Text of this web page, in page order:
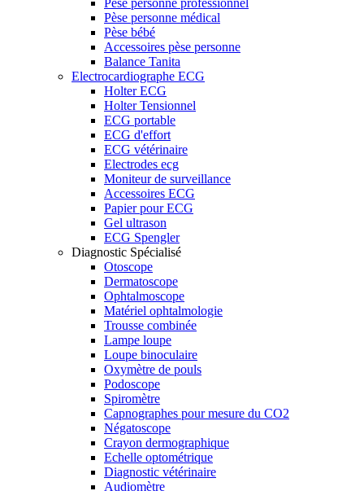
Pèse personne professionnel
Pèse personne médical
Pèse bébé
Accessoires pèse personne
Balance Tanita
Electrocardiographe ECG
Holter ECG
Holter Tensionnel
ECG portable
ECG d'effort
ECG vétérinaire
Electrodes ecg
Moniteur de surveillance
Accessoires ECG
Papier pour ECG
Gel ultrason
ECG Spengler
Diagnostic Spécialisé
Otoscope
Dermatoscope
Ophtalmoscope
Matériel ophtalmologie
Trousse combinée
Lampe loupe
Loupe binoculaire
Oxymètre de pouls
Podoscope
Spiromètre
Capnographes pour mesure du CO2
Négatoscope
Crayon dermographique
Echelle optométrique
Diagnostic vétérinaire
Audiomètre